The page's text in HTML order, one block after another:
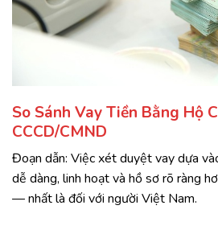
So Sánh Vay Tiền Bằng Hộ
CCCD/CMND
Đoạn dẫn: Việc xét duyệt vay dựa
dễ dàng, linh hoạt và hồ sơ rõ ràng
— nhất là đối với người Việt Nam.